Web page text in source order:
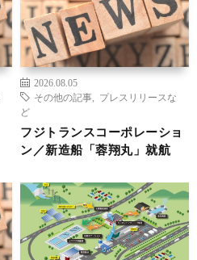
2026.08.05
その他の記事
プレスリリースな
ど
フジトランスコーポレーショ
ン／新造船「蓉翔丸」就航